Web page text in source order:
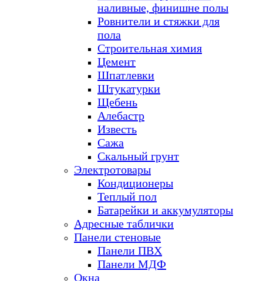
наливные, финишне полы
Ровнители и стяжки для
пола
Строительная химия
Цемент
Шпатлевки
Штукатурки
Щебень
Алебастр
Известь
Сажа
Скальный грунт
Электротовары
Кондиционеры
Теплый пол
Батарейки и аккумуляторы
Адресные таблички
Панели стеновые
Панели ПВХ
Панели МДФ
Окна